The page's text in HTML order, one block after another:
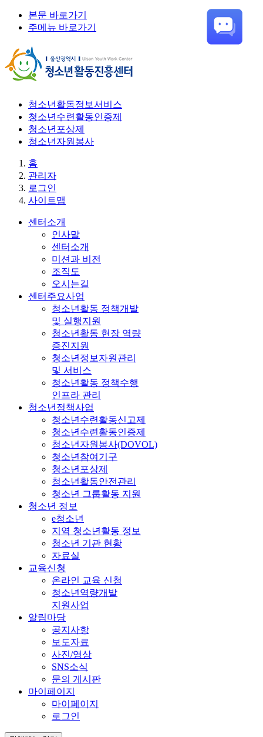
본문 바로가기
주메뉴 바로가기
청소년활동정보서비스
청소년수련활동인증제
청소년포상제
청소년자원봉사
홈
관리자
로그인
사이트맵
센터소개
인사말
센터소개
미션과 비전
조직도
오시는길
센터주요사업
청소년활동 정책개발
및 실행지원
청소년활동 현장 역량
증진지원
청소년정보자원관리
및 서비스
청소년활동 정책수행
인프라 관리
청소년정책사업
청소년수련활동신고제
청소년수련활동인증제
청소년자원봉사(DOVOL)
청소년참여기구
청소년포상제
청소년활동안전관리
청소년 그룹활동 지원
청소년 정보
e청소년
지역 청소년활동 정보
청소년 기관 현황
자료실
교육신청
온라인 교육 신청
청소년역량개발
지원사업
알림마당
공지사항
보도자료
사진/영상
SNS소식
문의 게시판
마이페이지
마이페이지
로그인